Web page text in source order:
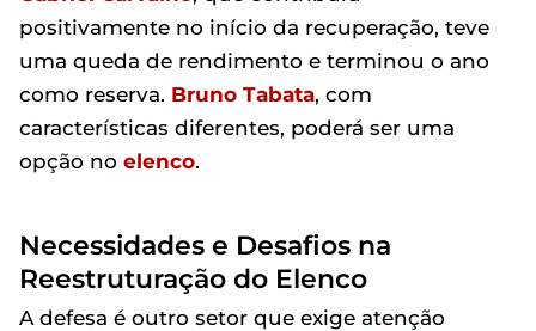
positivamente no início da recuperação, teve
uma queda de rendimento e terminou o ano
como reserva. Bruno Tabata, com
características diferentes, poderá ser uma
opção no elenco.
Necessidades e Desafios na
Reestruturação do Elenco
A defesa é outro setor que exige atenção